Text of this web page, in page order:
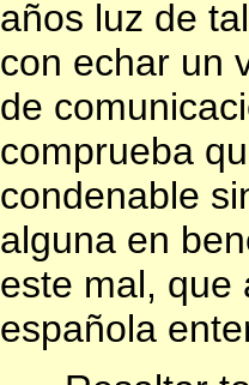
años luz de
con echar un
de
comprueba
condenable
alguna en
este mal, que
española